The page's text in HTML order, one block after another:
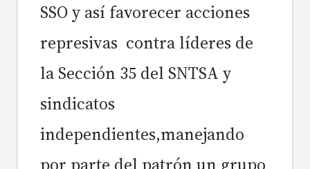
SSO y así favorecer acciones
represivas contra líderes de
la Sección 35 del SNTSA y
sindicatos
independientes,manejando
por parte del patrón un grupo